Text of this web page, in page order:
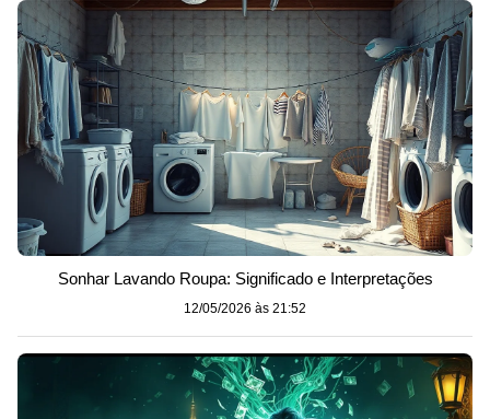
Sonhar Lavando Roupa: Significado e Interpretações
12/05/2026 às 21:52